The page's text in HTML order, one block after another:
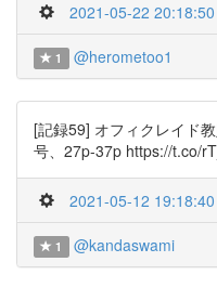
2021-05-22 20:18:50
1 @herometoo1
[記録59] オフィクレイド
号、27p-37p https://t.co/
2021-05-12 19:18:40
1 @kandaswami